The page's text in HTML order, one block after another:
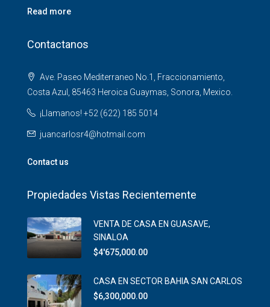
Read more
Contactanos
Ave. Paseo Mediterraneo No.1, Fraccionamiento,
Costa Azul, 85463 Heroica Guaymas, Sonora, Mexico.
¡Llamanos! +52 (622) 185 5014
juancarlosr4@hotmail.com
Contact us
Propiedades Vistas Recientemente
VENTA DE CASA EN GUASAVE,
SINALOA
$4'675,000.00
CASA EN SECTOR BAHIA SAN CARLOS
$6,300,000.00